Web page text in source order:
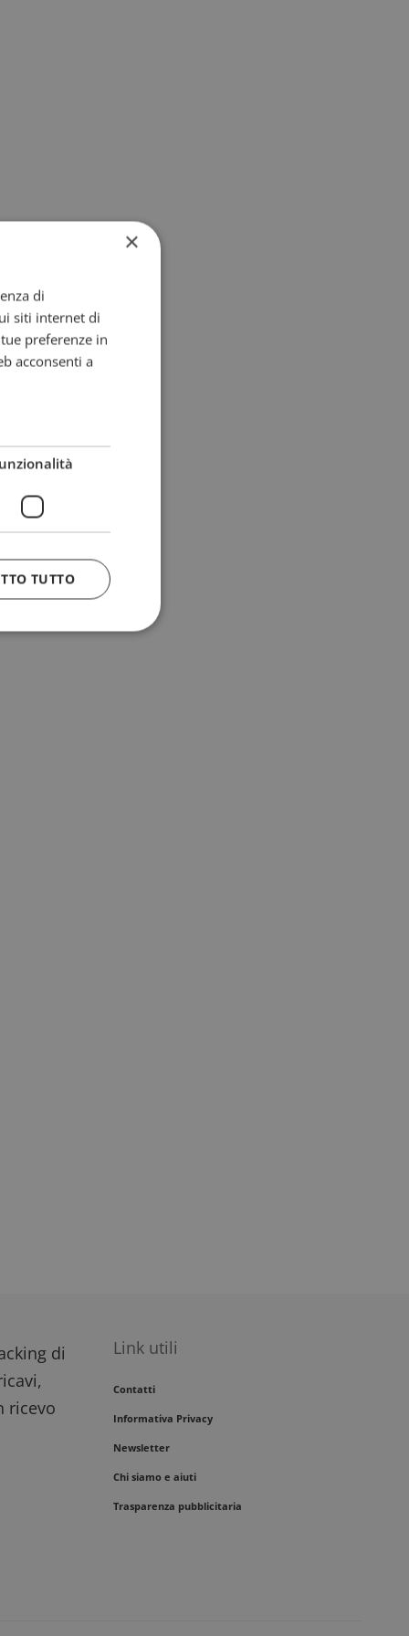
di
ricevo
Link utili
Contatti
Informativa Privacy
Newsletter
Chi siamo e aiuti
Trasparenza pubblicitaria
×
di
siti internet di
preferenze in
acconsenti a
TUTTO
la gestione
combinazione
al fine di
siano
qualsiasi
servizio
le preferenze di
È necessario
di analisi web
di siti
e misurare le
cui il prefisso
che si
che imposta il
di analisi web
di siti
e misurare le
dell'utente
del sito.
di Google) per
i cookie.